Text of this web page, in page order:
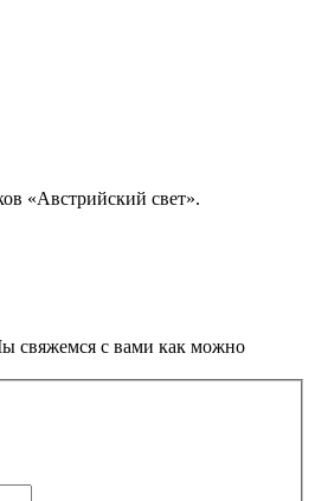
«Австрийский свет».
свяжемся с вами как можно